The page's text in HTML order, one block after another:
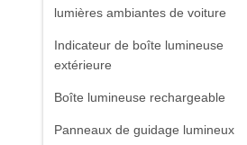
lumières ambiantes de voiture
Indicateur de boîte lumineuse
extérieure
Boîte lumineuse rechargeable
Panneaux de guidage lumineux